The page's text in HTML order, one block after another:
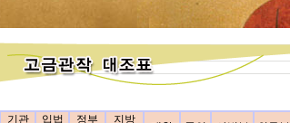
기관
입법
정부
지방